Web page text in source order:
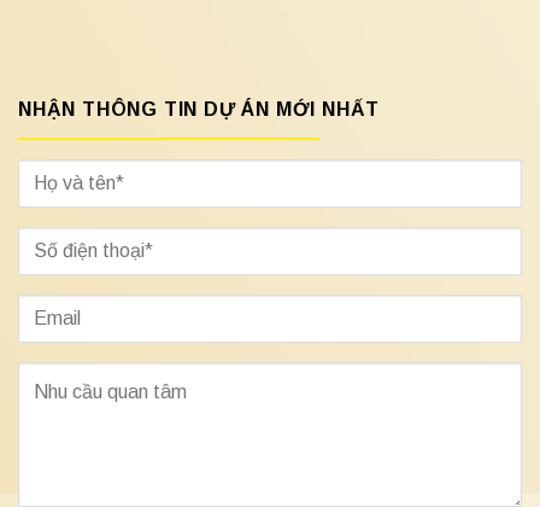
NHẬN THÔNG TIN DỰ ÁN MỚI NHẤT